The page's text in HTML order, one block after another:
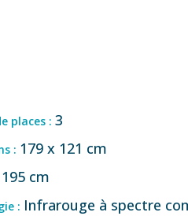
places :3
: 179 x 121 cm
195 cm
: Infrarouge à spectre